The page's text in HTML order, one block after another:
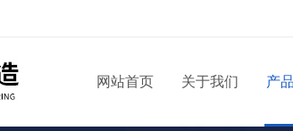
网站首页 关于我们 产